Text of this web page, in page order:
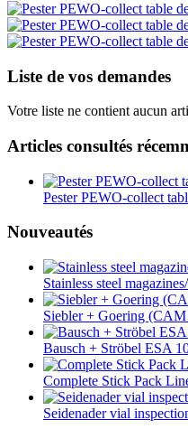
Liste de vos demandes
Votre liste ne contient aucun
Articles consultés
Pester PEWO-collect
Nouveautés
Stainless steel
Siebler + Goering
Bausch + Ströbel ESA
Complete Stick Pack
Seidenader vial